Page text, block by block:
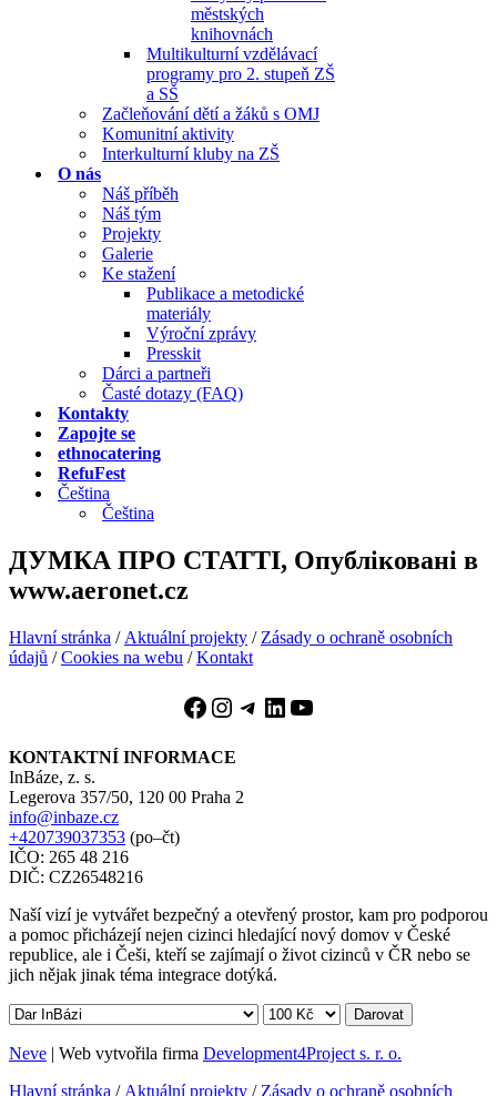
městských
knihovnách
Multikulturní vzdělávací
programy pro 2. stupeň ZŠ
a SŠ
Začleňování dětí a žáků s OMJ
Komunitní aktivity
Interkulturní kluby na ZŠ
O nás
Náš příběh
Náš tým
Projekty
Galerie
Ke stažení
Publikace a metodické
materiály
Výroční zprávy
Presskit
Dárci a partneři
Časté dotazy (FAQ)
Kontakty
Zapojte se
ethnocatering
RefuFest
Čeština
Čeština
ДУМКА ПРО СТАТТІ, Опубліковані в
www.aeronet.cz
Hlavní stránka / Aktuální projekty / Zásady o ochraně osobních
údajů /Cookies na webu /Kontakt
Facebook
Instagram
Telegram
LinkedIn
YouTube
KONTAKTNÍ INFORMACE
InBáze, z. s.
Legerova 357/50, 120 00 Praha 2
info@inbaze.cz
+420739037353 (po–čt)
IČO: 265 48 216
DIČ: CZ26548216
Naší vizí je vytvářet bezpečný a otevřený prostor, kam pro podporou
a pomoc přicházejí nejen cizinci hledající nový domov v České
republice, ale i Češi, kteří se zajímají o život cizinců v ČR nebo se
jich nějak jinak téma integrace dotýká.
Darovat
Neve | Web vytvořila firma Development4Project s. r. o.
Hlavní stránka / Aktuální projekty / Zásady o ochraně osobních